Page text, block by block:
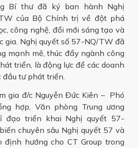
Bí thư đã ký ban hành Nghị
của Bộ Chính trị về đột phá
công nghệ, đổi mới sáng tạo và
gia. Nghị quyết số 57-NQ/TW đã
mạnh mẽ, thúc đẩy ngành công
triển, là động lực để các doanh
tư phát triển.
gia đ/c Nguyễn Đức Kiên – Phó
hợp, Văn phòng Trung ương
đạo triển khai Nghị quyết 57-
chuyên sâu Nghị quyết 57 và
định hướng cho CT Group trong